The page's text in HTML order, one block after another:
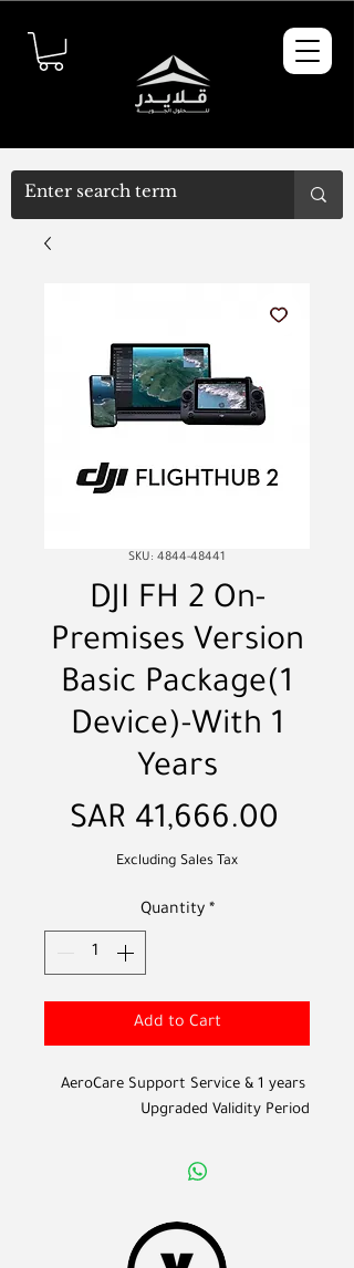
SKU: 4844-48441
DJI FH 2 On-
Premises Version
Basic Package(1
Device)-With 1
Years
SAR 41,666.00
Excluding Sales Tax
Quantity *
Add to Cart
AeroCare Support Service & 1 years
Upgraded Validity Period